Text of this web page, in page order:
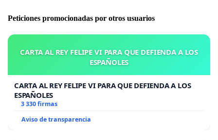
Peticiones promocionadas por otros usuarios
CARTA AL REY FELIPE VI PARA QUE DEFIENDA A LOS
ESPAÑOLES
CARTA AL REY FELIPE VI PARA QUE DEFIENDA A LOS
ESPAÑOLES
3 330 firmas
Aviso de transparencia